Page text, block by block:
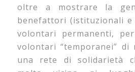
oltre a mostrare la
benefattori (istituzionali
volontari permanenti,
volontari “temporanei” di
una rete di solidarietà